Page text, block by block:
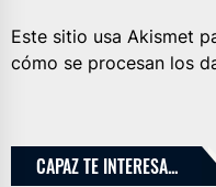
Este sitio usa Akismet
cómo se procesan los
CAPAZ TE INTERESA...